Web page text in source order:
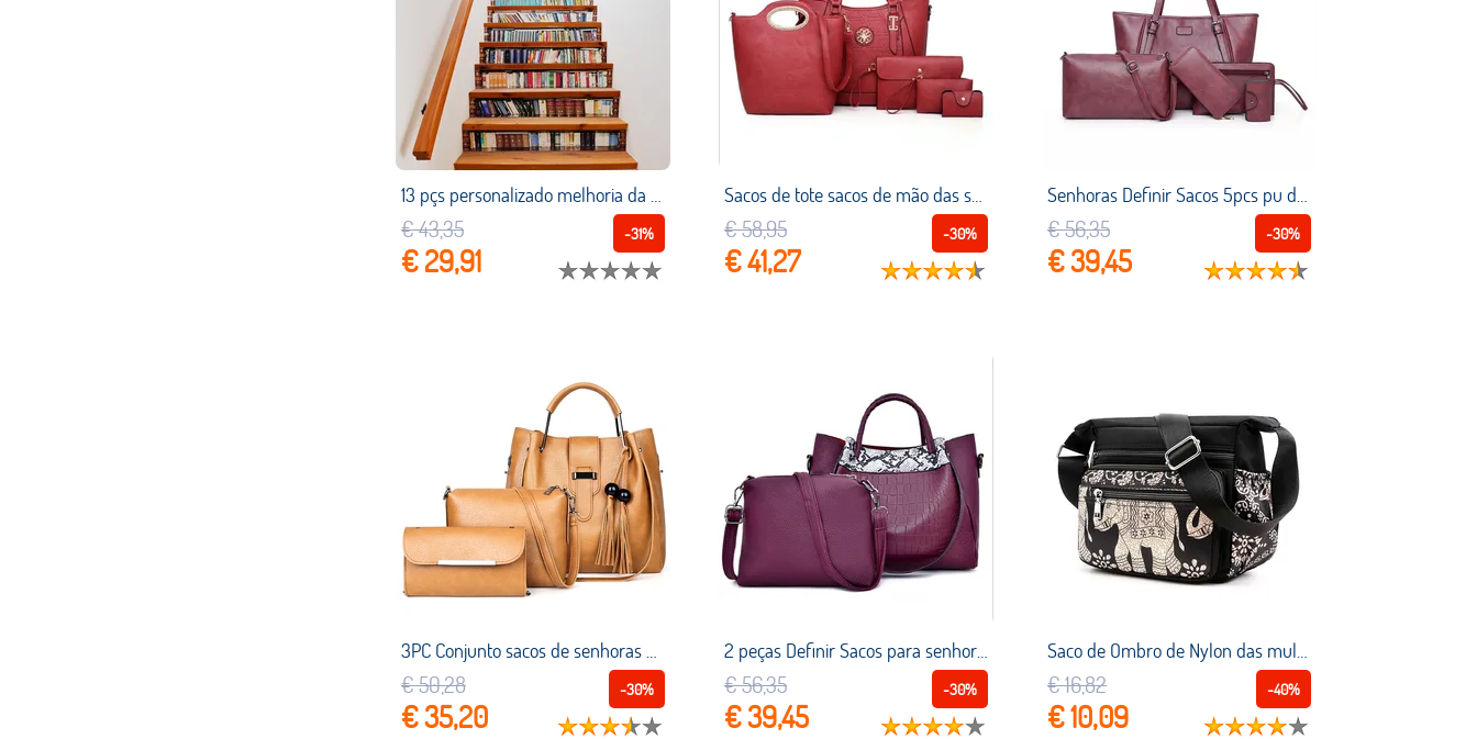
13 pçs personalizado melhoria da casa simulação estante escadas adesivo renovação nova sala de estar criativo adesivos parede
-31%
€ 43,35
€ 29,91
Sacos de tote sacos de mão das senhoras das mulheres casuais definir conjuntos de cinco peças de moda crossbody ombro mensageiro embreagem dia de viagem saco 5 pcs
-30%
€ 58,95
€ 41,27
Senhoras Definir Sacos 5pcs pu de couro 2019 mulher moda Sólidos Bolsa tote crossbody sacos de Ombro para as mulheres balde casuais saco 5pcs
-30%
€ 56,35
€ 39,45
3PC Conjunto sacos de senhoras de couro pu garras dia da mulher Sólida tote bolsas Crossbody sacos para women2019 set bolsa de ombro saco
-30%
€ 50,28
€ 35,20
2 peças Definir Sacos para senhora moda casual ombro mensageiro crossbody tote sacos de mão fêmea do vintage grandes conjuntos de viagem saco
-30%
€ 56,35
€ 39,45
Saco de Ombro de Nylon das mulheres de Multi bolso Macio À Prova D' Água de Luxo Bolsas Mulheres Crossbody Sacos de Viagem Para O Designer de Bolsa Feminina
-40%
€ 16,82
€ 10,09